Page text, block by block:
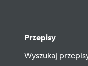
Przepisy
Wyszukaj